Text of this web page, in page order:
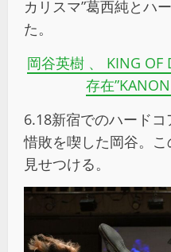
カリスマ”葛西純とハ
た。
岡谷英樹 、 KING
存在
6.18新宿でのハード
惜敗を喫した岡谷。
見せつける。